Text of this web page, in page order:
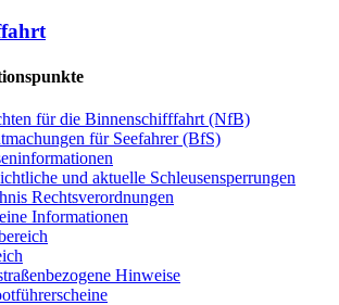
für die Binnenschifffahrt (NfB)
für Seefahrer (BfS)
und aktuelle Schleusensperrungen
Rechtsverordnungen
Informationen
Hinweise